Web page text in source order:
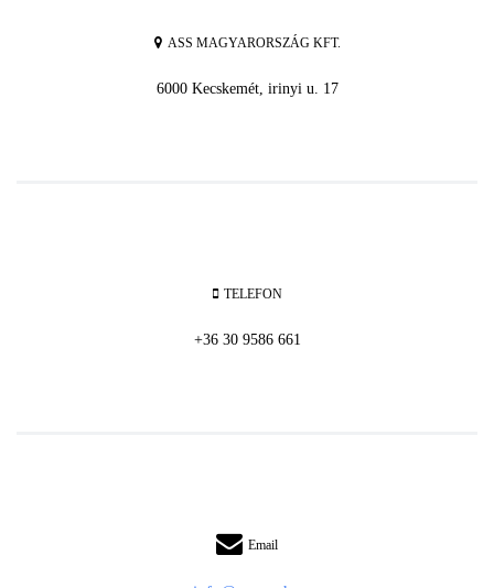
ASS MAGYARORSZÁG KFT.
6000 Kecskemét, irinyi u. 17
TELEFON
+36 30 9586 661
Email